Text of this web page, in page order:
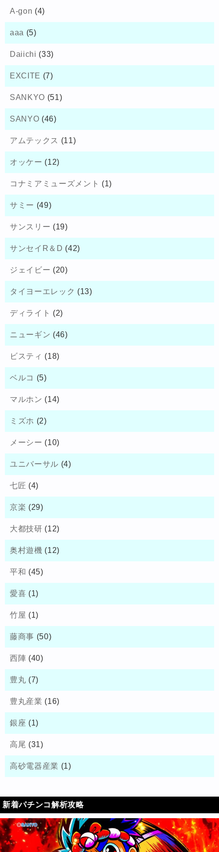
A-gon (4)
aaa (5)
Daiichi (33)
EXCITE (7)
SANKYO (51)
SANYO (46)
アムテックス (11)
オッケー (12)
コナミアミューズメント (1)
サミー (49)
サンスリー (19)
サンセイR＆D (42)
ジェイビー (20)
タイヨーエレック (13)
ディライト (2)
ニューギン (46)
ビスティ (18)
ベルコ (5)
マルホン (14)
ミズホ (2)
メーシー (10)
ユニバーサル (4)
七匠 (4)
京楽 (29)
大都技研 (12)
奥村遊機 (12)
平和 (45)
愛喜 (1)
竹屋 (1)
藤商事 (50)
西陣 (40)
豊丸 (7)
豊丸産業 (16)
銀座 (1)
高尾 (31)
高砂電器産業 (1)
新着パチンコ解析攻略